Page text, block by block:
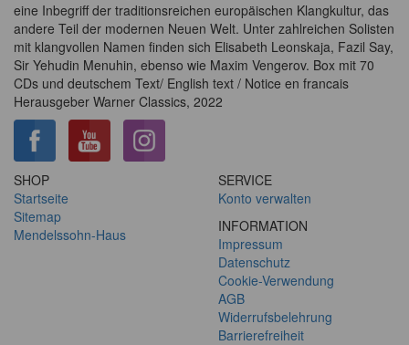
eine Inbegriff der traditionsreichen europäischen Klangkultur, das
andere Teil der modernen Neuen Welt. Unter zahlreichen Solisten
mit klangvollen Namen finden sich Elisabeth Leonskaja, Fazil Say,
Sir Yehudin Menuhin, ebenso wie Maxim Vengerov. Box mit 70
CDs und deutschem Text/ English text / Notice en francais
Herausgeber Warner Classics, 2022
SHOP
Startseite
Sitemap
Mendelssohn-Haus
SERVICE
Konto verwalten
INFORMATION
Impressum
Datenschutz
Cookie-Verwendung
AGB
Widerrufsbelehrung
Barrierefreiheit